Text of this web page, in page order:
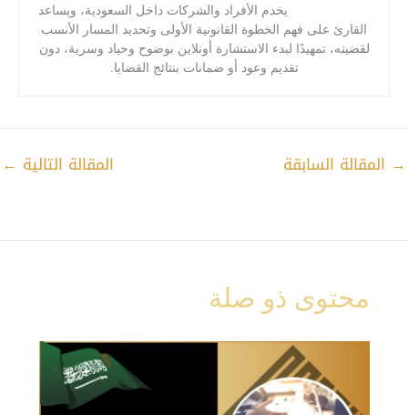
يخدم الأفراد والشركات داخل السعودية، ويساعد
القارئ على فهم الخطوة القانونية الأولى وتحديد المسار الأنسب
لقضيته، تمهيدًا لبدء الاستشارة أونلاين بوضوح وحياد وسرية، دون
تقديم وعود أو ضمانات بنتائج القضايا.
→ المقالة السابقة المقالة التالية ←
محتوى ذو صلة